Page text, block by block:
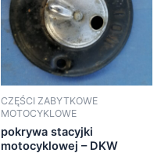
CZĘŚCI ZABYTKOWE
MOTOCYKLOWE
pokrywa stacyjki
motocyklowej – DKW